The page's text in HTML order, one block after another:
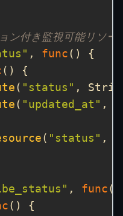
付き監視可能リソー
, func
( "status"
( "updated_at"
( "status" ,
, func